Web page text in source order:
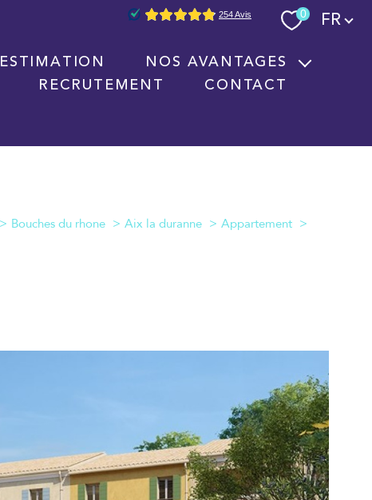
0 Langue
FR
ESTIMATION NOS AVANTAGES
RECRUTEMENT CONTACT
Bouches du rhone Aix la duranne
Appartement